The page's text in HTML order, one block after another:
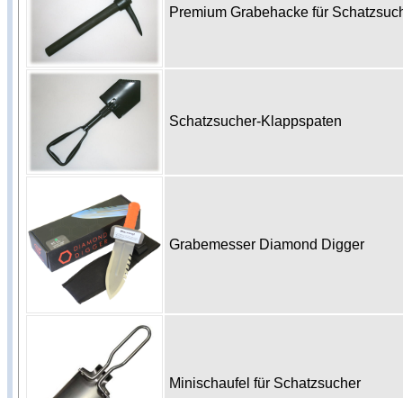
Premium Grabehacke für
Schatzsucher-Klappspaten
Grabemesser Diamond Digger
Minischaufel für Schatzsucher